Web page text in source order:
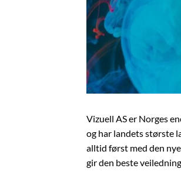
Vizuell AS er Norges
og har landets største
alltid først med den
gir den beste